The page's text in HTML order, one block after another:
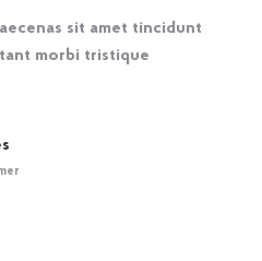
sit amet tincidunt
morbi tristique